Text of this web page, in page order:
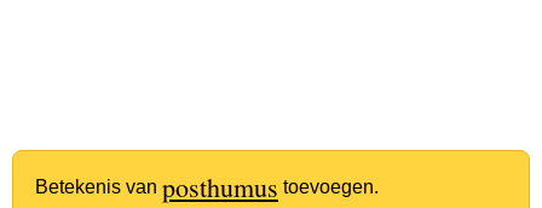
Betekenis van posthumus toevoegen.